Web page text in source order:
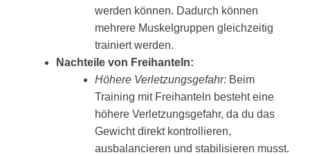
werden können. Dadurch können
mehrere Muskelgruppen gleichzeitig
trainiert werden.
Nachteile von Freihanteln:
Höhere Verletzungsgefahr: Beim
Training mit Freihanteln besteht eine
höhere Verletzungsgefahr, da du das
Gewicht direkt kontrollieren,
ausbalancieren und stabilisieren musst.